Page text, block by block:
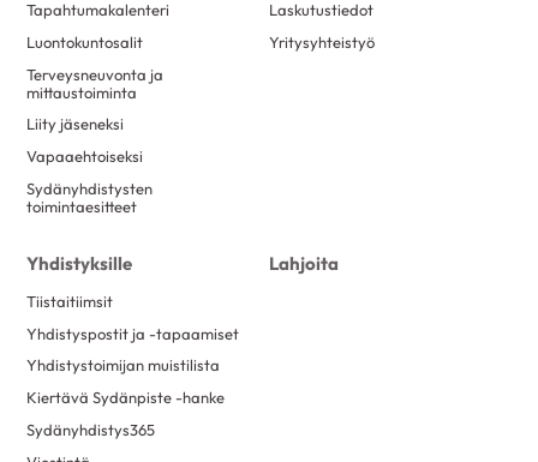
Tapahtumakalenteri
Luontokuntosalit
Terveysneuvonta ja
mittaustoiminta
Liity jäseneksi
Vapaaehtoiseksi
Sydänyhdistysten
toimintaesitteet
Laskutustiedot
Yritysyhteistyö
Yhdistyksille
Tiistaitiimsit
Yhdistyspostit ja -tapaamiset
Yhdistystoimijan muistilista
Kiertävä Sydänpiste -hanke
Sydänyhdistys365
Lahjoita